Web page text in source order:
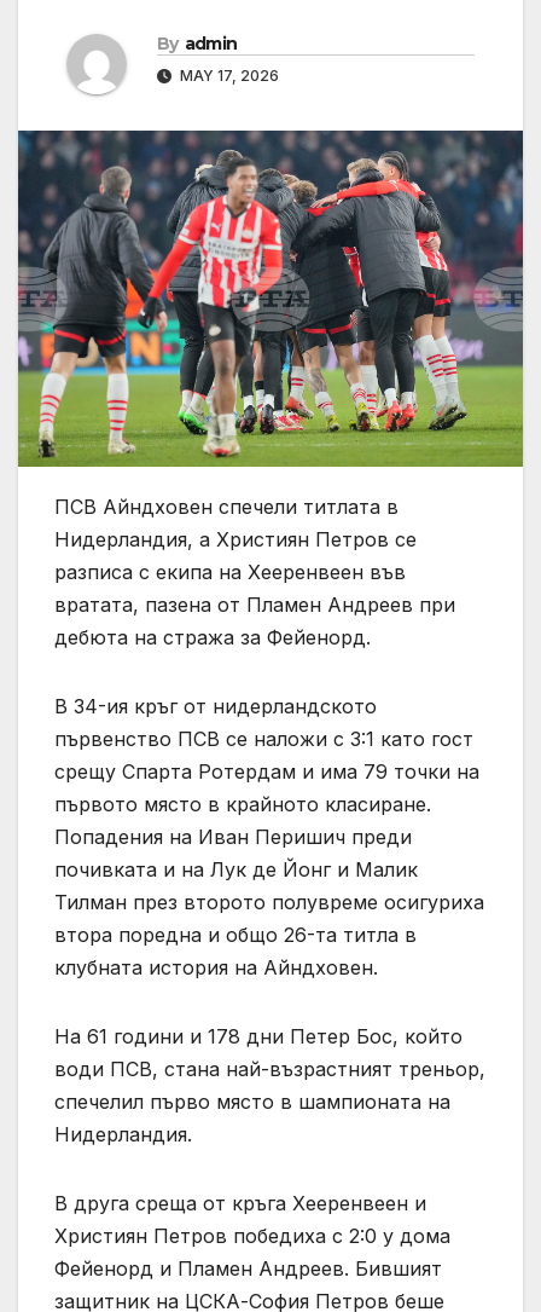
By admin
MAY 17, 2026
ПСВ Айндховен спечели титлата в
Нидерландия, а Християн Петров се
разписа с екипа на Хееренвеен във
вратата, пазена от Пламен Андреев при
дебюта на стража за Фейенорд.
В 34-ия кръг от нидерландското
първенство ПСВ се наложи с 3:1 като гост
срещу Спарта Ротердам и има 79 точки на
първото място в крайното класиране.
Попадения на Иван Перишич преди
почивката и на Лук де Йонг и Малик
Тилман през второто полувреме осигуриха
втора поредна и общо 26-та титла в
клубната история на Айндховен.
На 61 години и 178 дни Петер Бос, който
води ПСВ, стана най-възрастният треньор,
спечелил първо място в шампионата на
Нидерландия.
В друга среща от кръга Хееренвеен и
Християн Петров победиха с 2:0 у дома
Фейенорд и Пламен Андреев. Бившият
защитник на ЦСКА-София Петров беше